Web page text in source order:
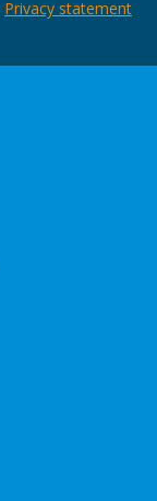
Privacy statement